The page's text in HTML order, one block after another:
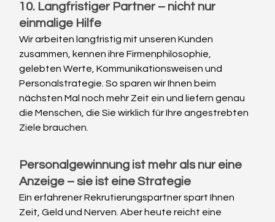
10. Langfristiger Partner – nicht nur
einmalige Hilfe
Wir arbeiten langfristig mit unseren Kunden
zusammen, kennen ihre Firmenphilosophie,
gelebten Werte, Kommunikationsweisen und
Personalstrategie. So sparen wir Ihnen beim
nächsten Mal noch mehr Zeit ein und liefern genau
die Menschen, die Sie wirklich für Ihre angestrebten
Ziele brauchen.
Personalgewinnung ist mehr als nur eine
Anzeige – sie ist eine Strategie
Ein erfahrener Rekrutierungspartner spart Ihnen
Zeit, Geld und Nerven. Aber heute reicht eine